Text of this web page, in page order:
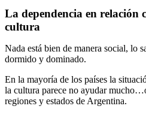
La dependencia en relación
cultura
Nada está bien de manera social, lo
dormido y dominado.
En la mayoría de los países la
la cultura parece no ayudar
regiones y estados de Argentina.